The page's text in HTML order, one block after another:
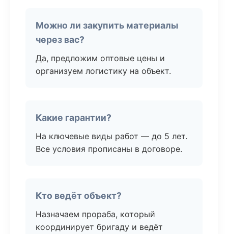
Можно ли закупить материалы
через вас?
Да, предложим оптовые цены и
организуем логистику на объект.
Какие гарантии?
На ключевые виды работ — до 5 лет.
Все условия прописаны в договоре.
Кто ведёт объект?
Назначаем прораба, который
координирует бригаду и ведёт